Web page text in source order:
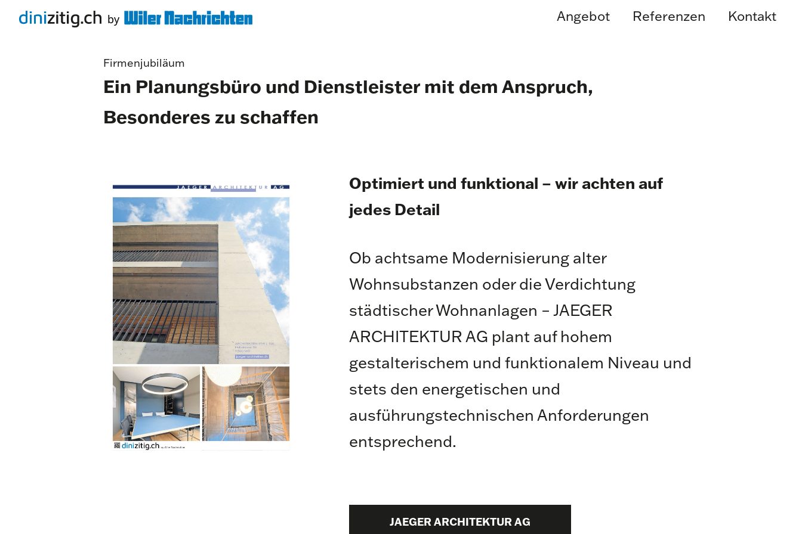
Angebot Referenzen Kontakt
Firmenjubiläum
Ein Planungsbüro und Dienstleister mit dem Anspruch,
Besonderes zu schaffen
Optimiert und funktional – wir achten auf
jedes Detail
Ob achtsame Modernisierung alter
Wohnsubstanzen oder die Verdichtung
städtischer Wohnanlagen – JAEGER
ARCHITEKTUR AG plant auf hohem
gestalterischem und funktionalem Niveau und
stets den energetischen und
ausführungstechnischen Anforderungen
entsprechend.
JAEGER ARCHITEKTUR AG